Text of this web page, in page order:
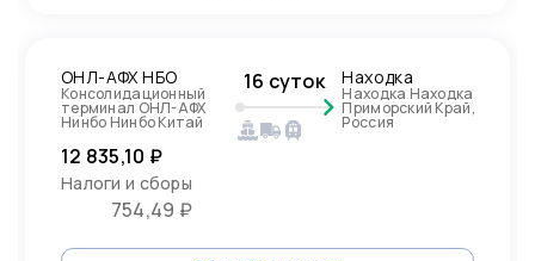
ОНЛ-АФХ НБО
Консолидационный
терминал ОНЛ-АФХ
Нинбо Нинбо Китай
16 суток Находка
Находка Находка
Приморский Край,
Россия
12 835,10 ₽
Налоги и сборы
754,49 ₽